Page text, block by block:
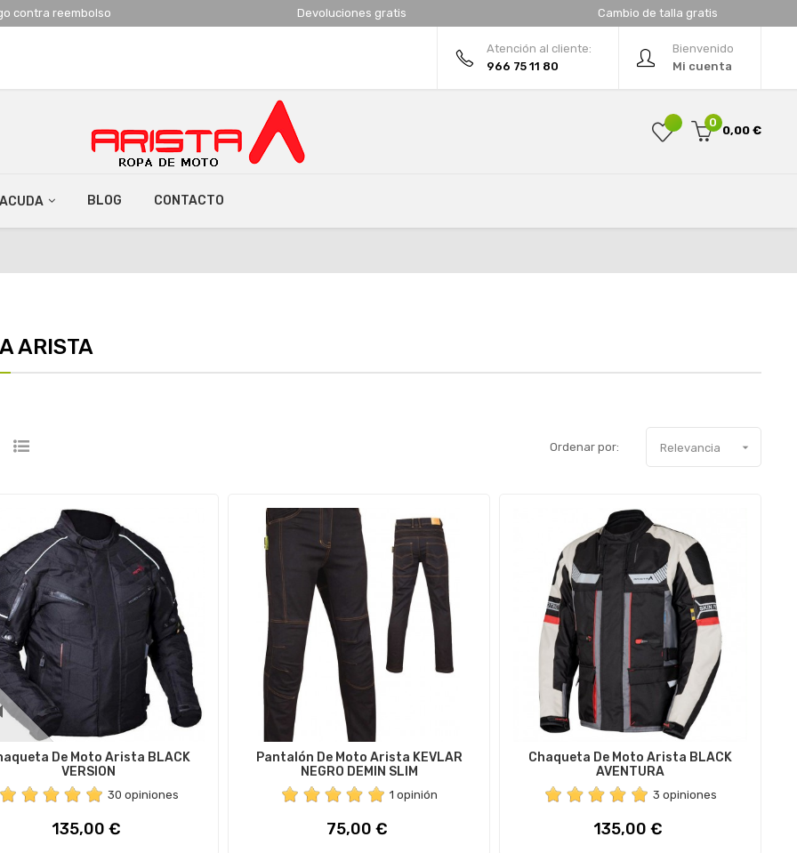
contra reembolso Devoluciones gratis Cambio de talla gratis
Bienvenido
Mi cuenta
Atención al cliente:
966 75 11 80
0
0,00 €
BLOG CONTACTO
ARISTA
Ordenar por: Relevancia 
De Moto Arista BLACK
VERSION
30 opiniones
Precio
135,00 €
Pantalón De Moto Arista KEVLAR
NEGRO DEMIN SLIM
1 opinión
Precio
75,00 €
Chaqueta De Moto Arista BLACK
AVENTURA
3 opiniones
Precio
135,00 €